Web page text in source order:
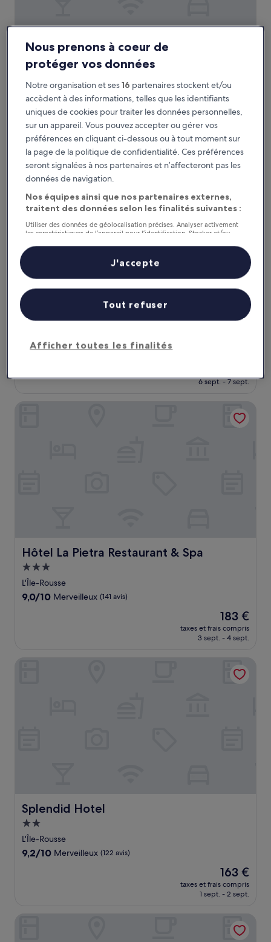
Best Western Premier Santa Maria
Hébergement
4.0 étoiles
L'Île-Rousse
9.4
10,
Exceptionnel,
(322 avis)
9,4/10 Exceptionnel (322 avis)
Le
nouveau
est
de
199 €
199 €
taxes et frais compris
31 août - 1 sept.
La Résidence Santa Maria
La Résidence Santa Maria
Hébergement
4.0 étoiles
9.6
sur
(69 avis)
9,6/10 Exceptionnel (69 avis)
prix
de
210 €
6 sept. - 7 sept.
La Résidence Santa Maria
Hôtel La Pietra Restaurant & Spa
Hôtel La Pietra Restaurant & Spa
Hébergement
3.0 étoiles
L'Île-Rousse
9.0
9,0/10 Merveilleux (141 avis)
Le
nouveau
prix
de
183 €
183 €
taxes et frais compris
3 sept. - 4 sept.
Splendid Hotel
Splendid Hotel
Hébergement
2.0 étoiles
L'Île-Rousse
9.2
9,2/10 Merveilleux (122 avis)
Le
nouveau
prix
de
163 €
163 €
taxes et frais compris
1 sept. - 2 sept.
Nous prenons à coeur de
protéger vos données
Notre organisation et ses16 partenaires stockent et/ou
accèdent à des informations, telles que les identifiants
uniques de cookies pour traiter les données personnelles,
sur un appareil. Vous pouvez accepter ou gérer vos
préférences en cliquant ci-dessous ou à tout moment sur
la page de la politique de confidentialité. Ces préférences
seront signalées à nos partenaires et n’affecteront pas les
données de navigation.
Nos équipes ainsi que nos partenaires externes,
traitent des données selon les finalités suivantes :
Utiliser des données de géolocalisation précises. Analyser activement
les caractéristiques de l’appareil pour l’identification. Stocker et/ou
personnalisés, mesure de performance des publicités et du contenu,
études d’audience et développement de services.
Liste de nos partenaires (fournisseurs)
Afficher toutes les finalités
Tout refuser
J'accepte